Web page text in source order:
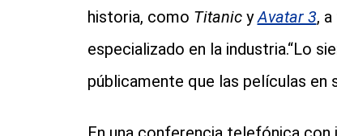
historia, como Titanic y Avatar 3,
especializado en la industria.“Lo
públicamente que las películas en